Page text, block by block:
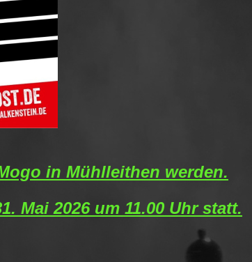
in Mühlleithen werden.
Mai 2026 um 11.00 Uhr statt.